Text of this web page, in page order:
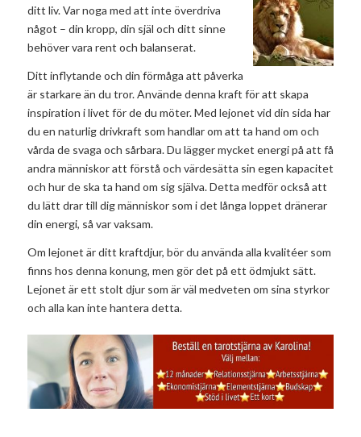
ditt liv. Var noga med att inte överdriva
något – din kropp, din själ och ditt sinne
behöver vara rent och balanserat.
Ditt inflytande och din förmåga att påverka
är starkare än du tror. Använde denna kraft för att skapa
inspiration i livet för de du möter. Med lejonet vid din sida har
du en naturlig drivkraft som handlar om att ta hand om och
vårda de svaga och sårbara. Du lägger mycket energi på att få
andra människor att förstå och värdesätta sin egen kapacitet
och hur de ska ta hand om sig själva. Detta medför också att
du lätt drar till dig människor som i det långa loppet dränerar
din energi, så var vaksam.
Om lejonet är ditt kraftdjur, bör du använda alla kvalitéer som
finns hos denna konung, men gör det på ett ödmjukt sätt.
Lejonet är ett stolt djur som är väl medveten om sina styrkor
och alla kan inte hantera detta.